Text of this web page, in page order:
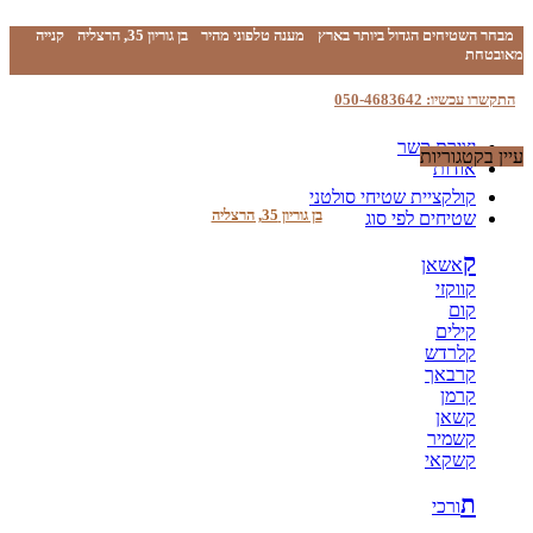
מבחר השטיחים הגדול ביותר בארץ מענה טלפוני מהיר בן גוריון 35, הרצליה
קנייה
מאובטחת
התקשרו עכשיו: 050-4683642
יצירת קשר
אודות
בן גוריון 35, הרצליה
עיין בקטגוריות
קולקציית שטיחי סולטני
שטיחים לפי סוג
קאשאן
קווקזי
קום
קילים
קלרדש
קרבאך
קרמן
קשאן
קשמיר
קשקאי
תורכי